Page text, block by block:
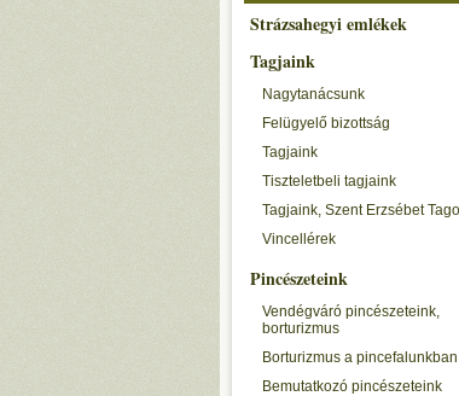
Strázsahegyi emlékek
Tagjaink
Nagytanácsunk
Felügyelő bizottság
Tagjaink
Tiszteletbeli tagjaink
Tagjaink, Szent Erzsébet
Vincellérek
Pincészeteink
Vendégváró pincészeteink,
borturizmus
Borturizmus a pincefalunkban
Bemutatkozó pincészeteink